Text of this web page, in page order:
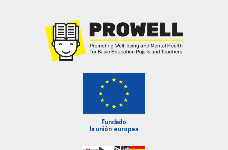
Fundado
la unión europea